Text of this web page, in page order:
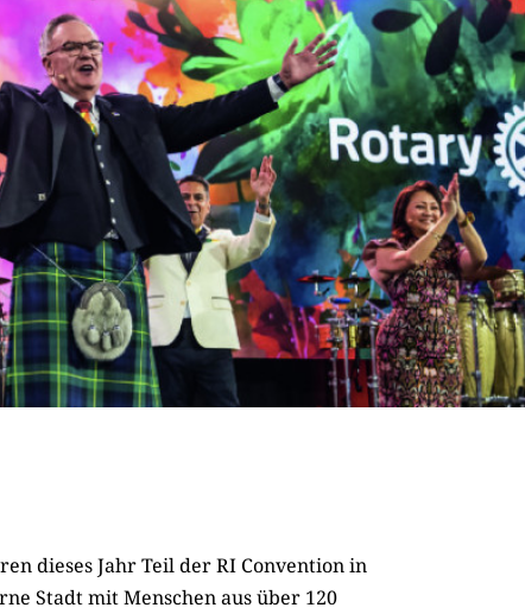
dieses Jahr Teil der RI Convention in
Stadt mit Menschen aus über 120